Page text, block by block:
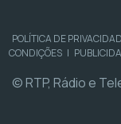
POLÍTICA DE
CONDIÇÕES |
© RTP, Rádio e